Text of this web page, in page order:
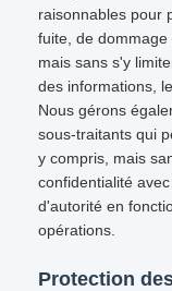
raisonnables pour
fuite, de dommage
mais sans s'y
des informations,
Nous gérons
sous-traitants qui
y compris, mais
confidentialité
d'autorité en
opérations.
Protection